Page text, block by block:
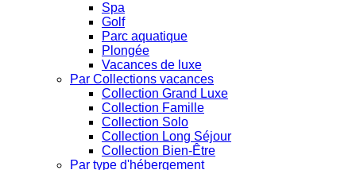
Spa
Golf
Parc aquatique
Plongée
Vacances de luxe
Par Collections vacances
Collection Grand Luxe
Collection Famille
Collection Solo
Collection Long Séjour
Collection Bien-Être
Par type d'hébergement